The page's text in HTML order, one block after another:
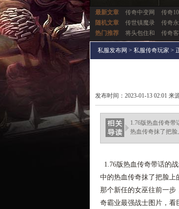
最新文章 传奇中变网 传奇
随机文章
传世镇魔录 传奇
热门推荐
将头包住和 传奇
私服发布网 > 私服传奇玩家 >
发布时间：2023-01-13 02:01 来
haixinganggou.com
1.76版热血传奇
热血传奇抹了把脸
1.76版热血传奇带话的
中的热血传奇抹了把脸上
那个新任的女巫往前一步
奇霸业最强战士图片，看